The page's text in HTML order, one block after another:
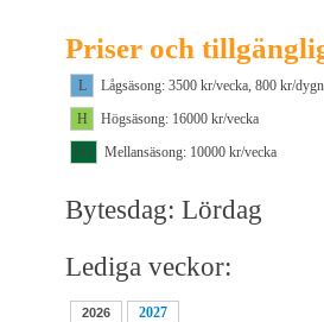
Priser och
L
Lågsäsong: 3500 kr/vecka, 800 kr/dygn
H
Högsäsong: 16000 kr/vecka
M1
Mellansäsong: 10000 kr/vecka
Bytesdag: Lördag
Lediga veckor:
2026
2027